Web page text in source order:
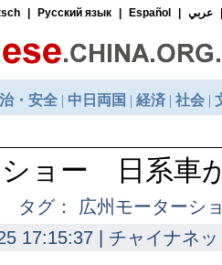
ョー 日系車
タグ： 広州モーターシ
17:15:37 | チャイナネ